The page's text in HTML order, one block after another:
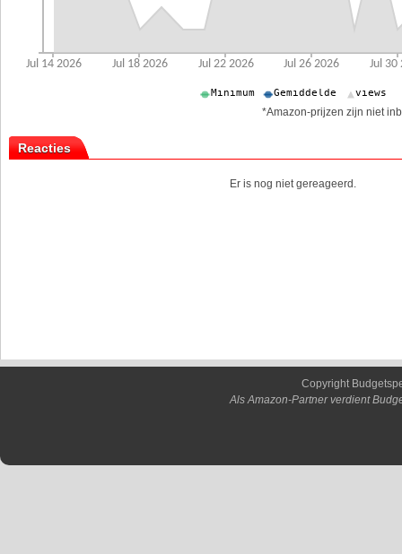
*Amazon-prijzen zijn niet
Reacties
Er is nog niet gereageerd.
Copyright
Als Amazon-Partner verdient